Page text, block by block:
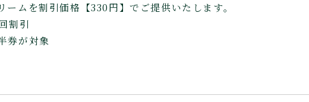
ームを割引価格【330円】でご提供いたします。
割引
券が対象